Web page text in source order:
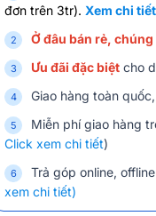
đơn trên 3tr). Xem chi tiết
Ở đâu bán rẻ,
Ưu đãi đặc biệt cho
Giao hàng toàn
Miễn phí giao hàng
Click xem chi tiết)
Trả góp online,
xem chi tiết)